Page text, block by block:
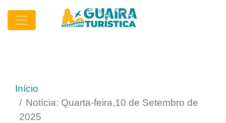
Início
Notícia: Quarta-feira,10 de Setembro de
2025